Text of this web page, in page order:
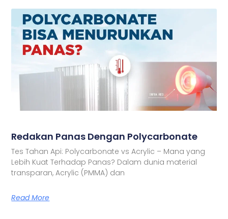
Redakan Panas Dengan Polycarbonate
Tes Tahan Api: Polycarbonate vs Acrylic – Mana yang
Lebih Kuat Terhadap Panas? Dalam dunia material
transparan, Acrylic (PMMA) dan
Read More